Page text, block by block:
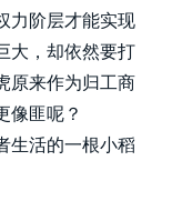
力阶层才能实现
大，却依然要打
原来作为归工商
像匪呢？
生活的一根小稻